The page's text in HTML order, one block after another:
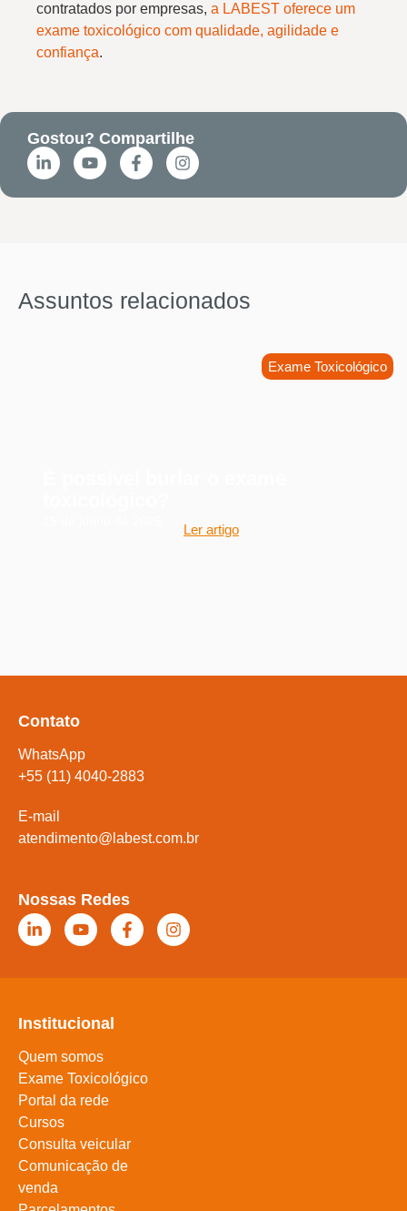
contratados por empresas, a LABEST oferece um
exame toxicológico com qualidade, agilidade e
confiança.
Gostou? Compartilhe
Assuntos relacionados
Exame Toxicológico
Ler artigo
Contato
WhatsApp
+55 (11) 4040-2883
E-mail
atendimento@labest.com.br
Nossas Redes
Institucional
Quem somos
Exame Toxicológico
Portal da rede
Cursos
Consulta veicular
Comunicação de
venda